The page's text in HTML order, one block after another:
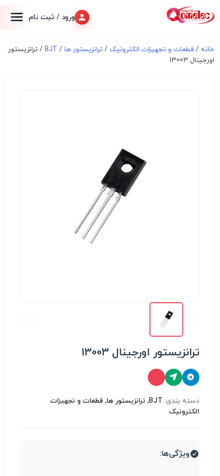
ورود / ثبت نام
خانه / قطعات و تجهیزات الکترونیک/ ترانزیستور ها /
BJT/ ترانزیستور
اورجینال 13003
ترانزیستور اورجینال 13003
دسته بندی:
BJT, ترانزیستور ها, قطعات و تجهیزات
الکترونیک
ویژگی‌ها: